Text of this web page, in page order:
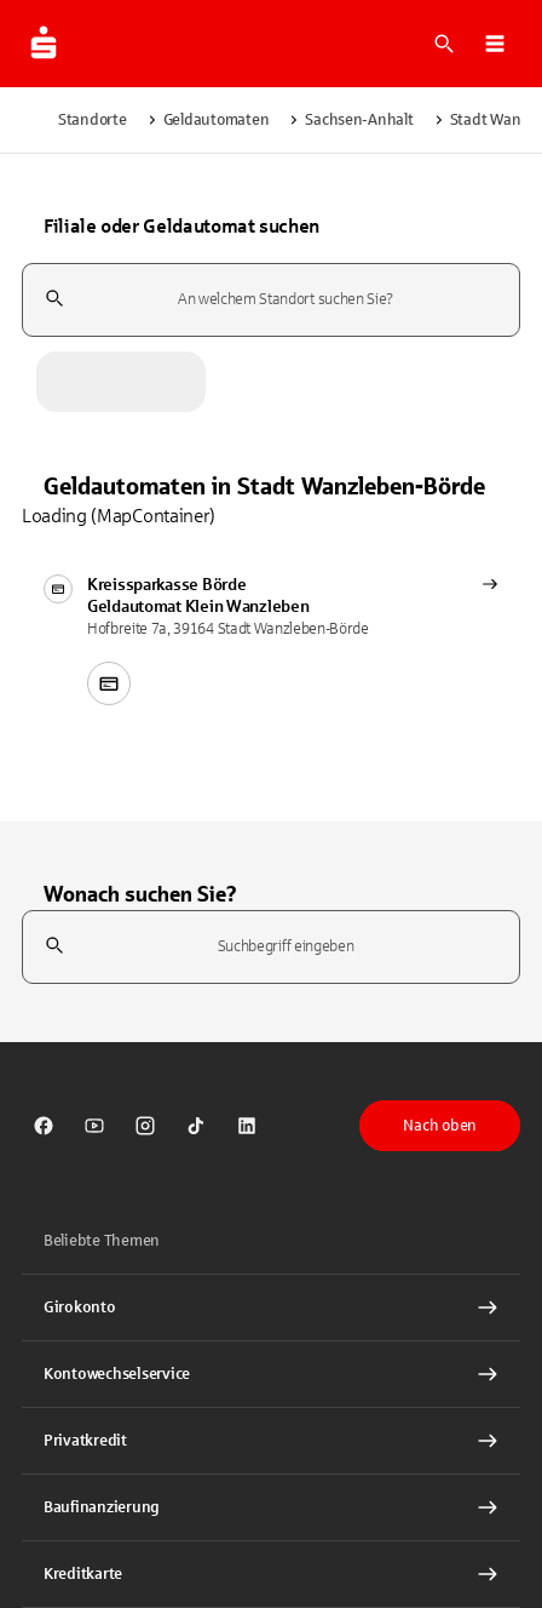
Suche
Standorte Geldautomaten Sachsen-Anhalt Stadt
Filiale oder Geldautomat suchen
Suchfeld
Geldautomaten in Stadt Wanzleben-Börde
Kreissparkasse Börde
Geldautomat Klein Wanzleben
Hofbreite 7a, 39164 Stadt Wanzleben-Börde
Loading (MapContainer)
Wonach suchen Sie?
Suchfeld
Sparkasse auf Facebook
Sparkasse auf Youtube
Sparkasse auf Instagram
Sparkasse auf TikTok
Sparkasse auf LinkedIn
Nach oben
Beliebte Themen
Girokonto
Kontowechselservice
Privatkredit
Baufinanzierung
Kreditkarte